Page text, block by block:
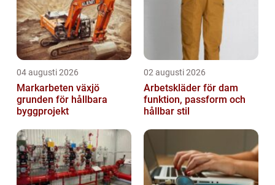
04 augusti 2026
Markarbeten växjö
grunden för hållbara
byggprojekt
02 augusti 2026
Arbetskläder för dam
funktion, passform och
hållbar stil